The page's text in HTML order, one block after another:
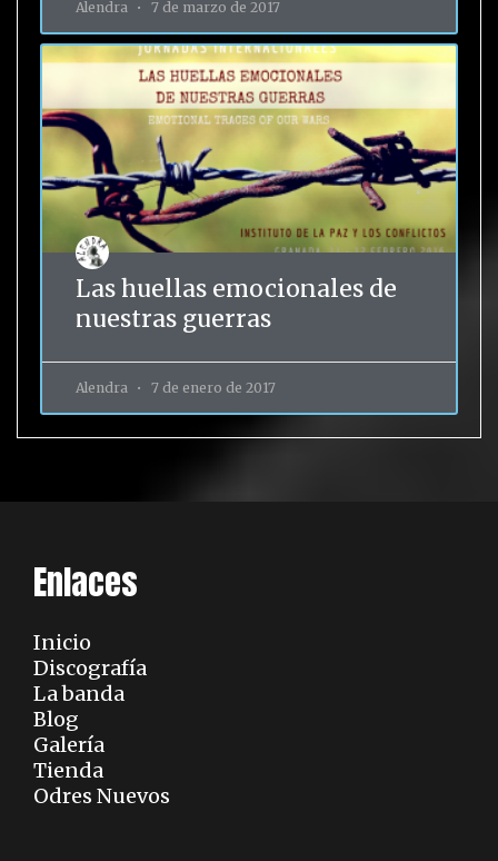
Alendra 7 de marzo de 2017
Las huellas emocionales de
nuestras guerras
Alendra 7 de enero de 2017
Enlaces
Inicio
Discografía
La banda
Blog
Galería
Tienda
Odres Nuevos